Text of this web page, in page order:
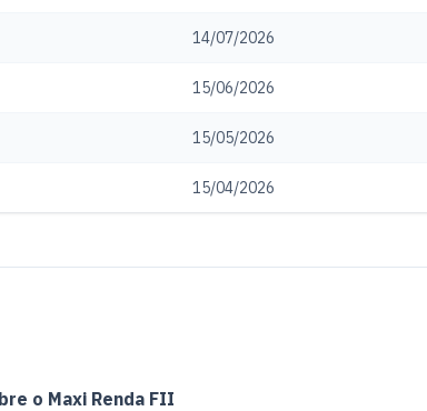
14/07/2026
15/06/2026
15/05/2026
15/04/2026
o Maxi Renda FII